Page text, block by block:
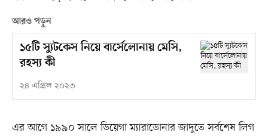
আরও পড়ুন
১৫টি স্যুটকেস নিয়ে বার্সেলোনায় মেসি,
রহস্য কী
২৪ এপ্রিল ২০২৩
এর আগে ১৯৯০ সালে ডিয়েগা ম্যারাডোনার জাদুতে সর্বশেষ লিগ